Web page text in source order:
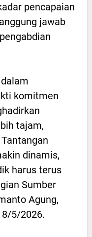
pencapaian
jawab
komitmen
tajam,
dinamis,
harus terus
Sumber
Agung,
8/5/2026.